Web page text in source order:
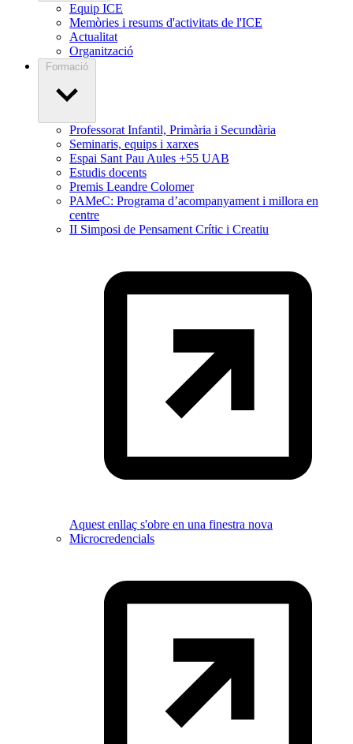
Equip ICE
Memòries i resums d'activitats de l'ICE
Actualitat
Organització
Formació
Professorat Infantil, Primària i Secundària
Seminaris, equips i xarxes
Espai Sant Pau Aules +55 UAB
Estudis docents
Premis Leandre Colomer
PAMeC: Programa d’acompanyament i millora en
centre
II Simposi de Pensament Crític i Creatiu
Aquest enllaç s'obre en una finestra nova
Microcredencials